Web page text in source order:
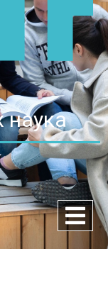
наука